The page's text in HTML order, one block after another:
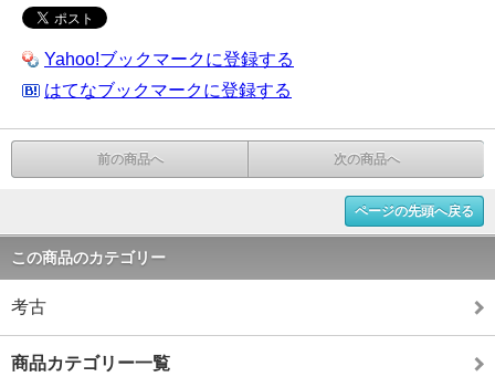
Yahoo!ブックマークに登録する
はてなブックマークに登録する
前の商品へ 次の商品へ
ページの先頭へ戻る
この商品のカテゴリー
考古
商品カテゴリー一覧